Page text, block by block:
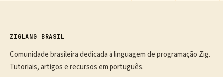
ZIGLANG BRASIL
Comunidade brasileira dedicada à linguagem de programação Zig.
Tutoriais, artigos e recursos em português.